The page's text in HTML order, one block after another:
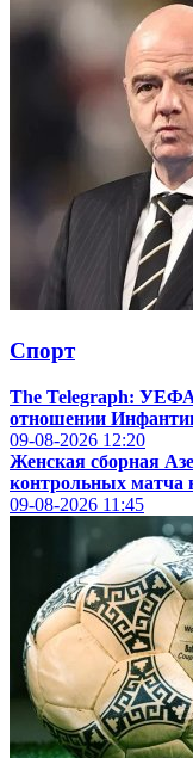
Спорт
The Telegraph: УЕФА
отношении
09-08-2026 12:20
Женская сборная
контрольных матча
09-08-2026 11:45